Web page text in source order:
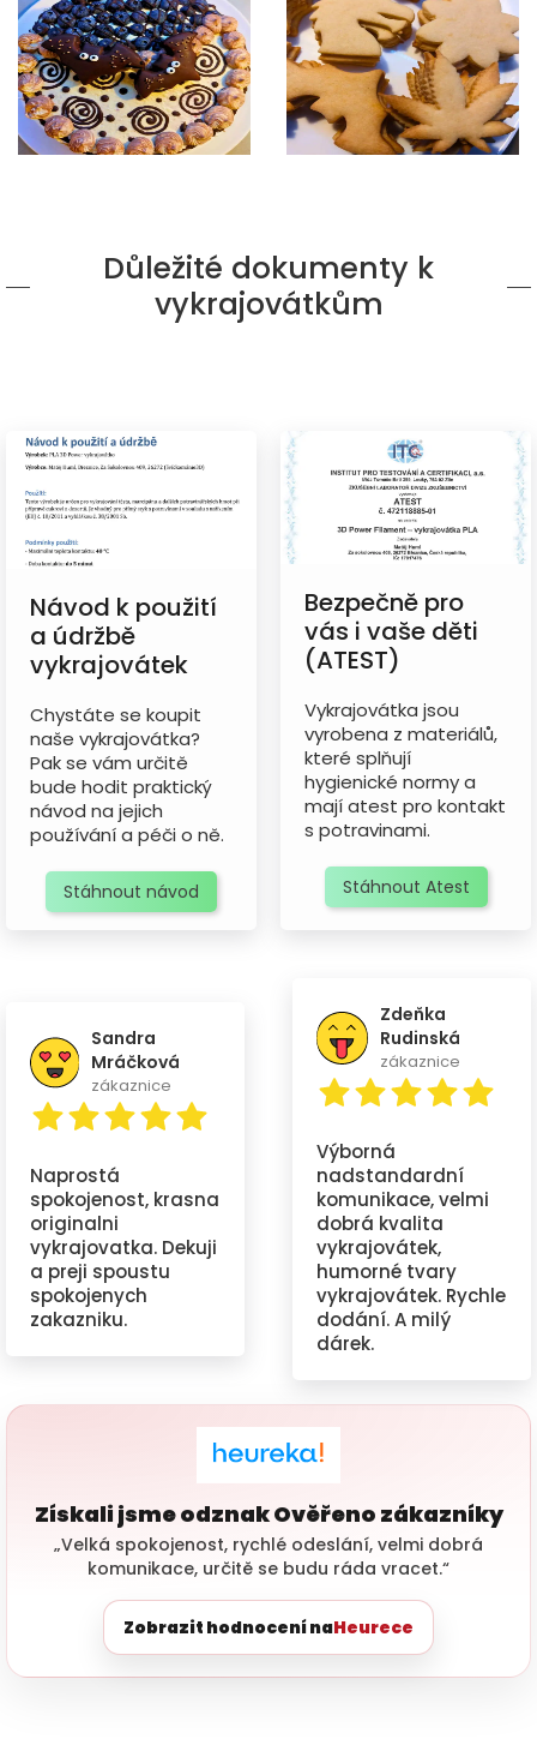
Důležité dokumenty k
vykrajovátkům
Návod k použití
a údržbě
vykrajovátek
Chystáte se koupit
naše vykrajovátka?
Pak se vám určitě
bude hodit praktický
návod na jejich
používání a péči o ně.
Stáhnout návod
Bezpečně pro
vás i vaše děti
(ATEST)
Vykrajovátka jsou
vyrobena z materiálů,
které splňují
hygienické normy a
mají atest pro kontakt
s potravinami.
Stáhnout Atest
Sandra
Mráčková
zákaznice
Naprostá
spokojenost, krasna
originalni
vykrajovatka. Dekuji
a preji spoustu
spokojenych
zakazniku.
Zdeňka
Rudinská
zákaznice
Výborná
nadstandardní
komunikace, velmi
dobrá kvalita
vykrajovátek,
humorné tvary
vykrajovátek. Rychle
dodání. A milý
dárek.
Získali jsme odznak Ověřeno zákazníky
„Velká spokojenost, rychlé odeslání, velmi dobrá
komunikace, určitě se budu ráda vracet.“
Zobrazit hodnocení naHeurece